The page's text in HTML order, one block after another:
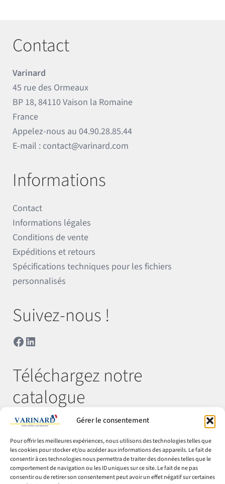
Gérer le consentement
Pour offrir les meilleures expériences, nous utilisons des technologies telles que
les cookies pour stocker et/ou accéder aux informations des appareils. Le fait de
consentir à ces technologies nous permettra de traiter des données telles que le
comportement de navigation ou les ID uniques sur ce site. Le fait de ne pas
consentir ou de retirer son consentement peut avoir un effet négatif sur certaines
Contact
Varinard
45 rue des Ormeaux
BP 18, 84110 Vaison la Romaine
France
Appelez-nous au04.90.28.85.44
E-mail : contact@varinard.com
Informations
Contact
Informations légales
Conditions de vente
Expéditions et retours
Spécifications techniques pour les fichiers
personnalisés
Suivez-nous !
Facebook
LinkedIn
Téléchargez notre
catalogue
© Varinard 2026